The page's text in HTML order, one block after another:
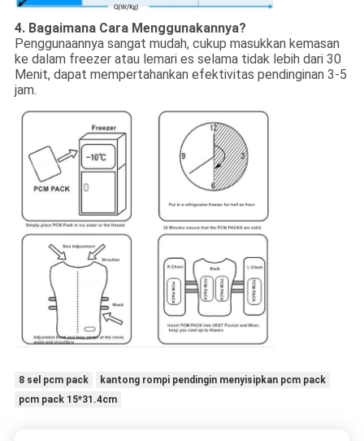
4. Bagaimana Cara Menggunakannya?
Penggunaannya sangat mudah, cukup masukkan kemasan
ke dalam freezer atau lemari es selama tidak lebih dari 30
Menit, dapat mempertahankan efektivitas pendinginan 3-5
jam.
8 sel pcm pack
kantong rompi pendingin menyisipkan pcm pack
pcm pack 15*31.4cm